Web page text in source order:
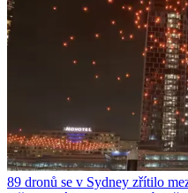
89 dronů se v Sydney zřítilo